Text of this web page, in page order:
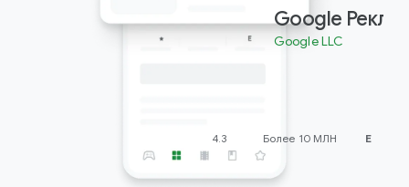
Google
Google LLC
4.3 Более 10 МЛН E